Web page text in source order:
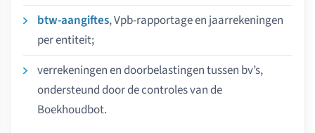
btw-aangiftes, Vpb-rapportage en jaarrekeningen
per entiteit;
verrekeningen en doorbelastingen tussen bv’s,
ondersteund door de controles van de
Boekhoudbot.